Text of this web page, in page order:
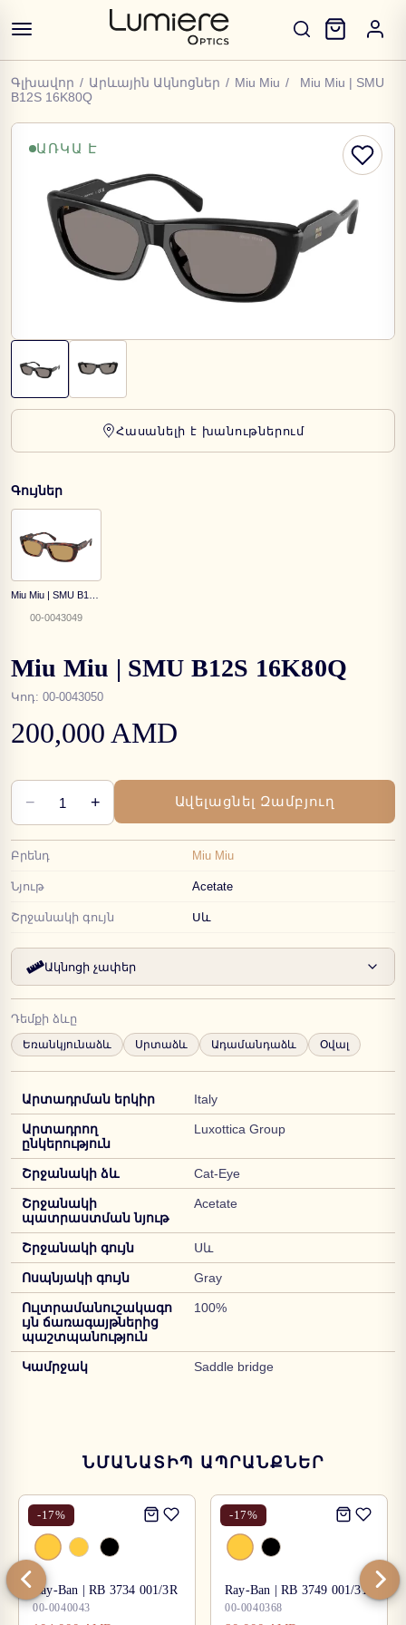
Գլխավոր / Արևային Ակնոցներ / Miu Miu /
Miu Miu | SMU
B12S 16K80Q
ԱՌԿԱ Է
Հասանելի է խանութներում
Գույներ
00-0043049
Miu Miu | SMU B12S 16K80Q
Կոդ: 00-0043050
200,000 AMD
− 1 + Ավելացնել Զամբյուղ
Բրենդ Miu Miu
Նյութ Acetate
Շրջանակի գույն Սև
Ակնոցի չափեր
Դեմքի ձևը
Եռանկյունաձև Սրտաձև Ադամանդաձև Օվալ
Արտադրման երկիր Italy
Արտադրող
ընկերություն
Luxottica Group
Շրջանակի ձև Cat-Eye
Շրջանակի
պատրաստման նյութ
Acetate
Շրջանակի գույն Սև
Ոսպնյակի գույն Gray
Ուլտրամանուշակագո
ւյն ճառագայթներից
պաշտպանություն
100%
Կամրջակ Saddle bridge
ՆՄԱՆԱՏԻՊ ԱՊՐԱՆՔՆԵՐ
-17%
Ray-Ban | RB 3734 001/3R
00-0040043
-17%
Ray-Ban | RB 3749 001/31
00-0040368